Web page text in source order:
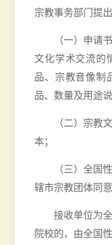
宗教事务部门提
（一）申请
文化学术交流的
品、宗教音像制
品、数量及用途说
（二）宗教
本；
（三）全国
辖市宗教团体同
接收单位为
院校的，由全国